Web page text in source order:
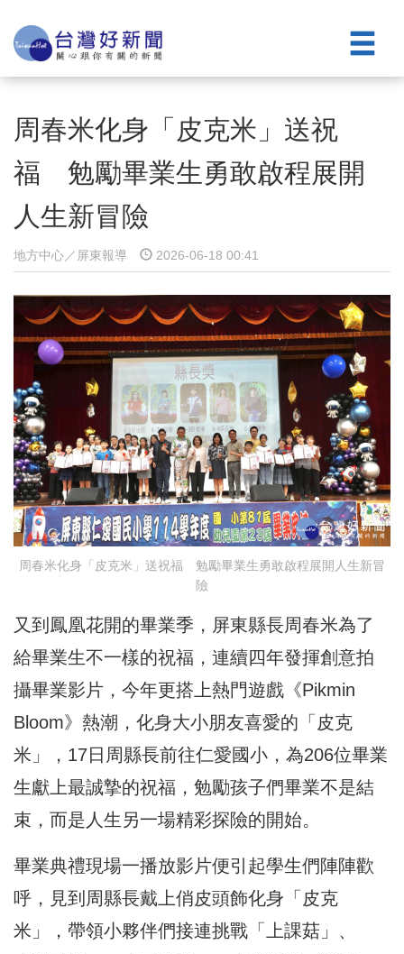
周春米化身「皮克米」送祝
福 勉勵畢業生勇敢啟程展開
人生新冒險
地方中心／屏東報導 2026-06-18 00:41
周春米化身「皮克米」送祝福 勉勵畢業生勇敢啟程展開人生新冒
險
又到鳳凰花開的畢業季，屏東縣長周春米為了
給畢業生不一樣的祝福，連續四年發揮創意拍
攝畢業影片，今年更搭上熱門遊戲《Pikmin
Bloom》熱潮，化身大小朋友喜愛的「皮克
米」，17日周縣長前往仁愛國小，為206位畢業
生獻上最誠摯的祝福，勉勵孩子們畢業不是結
束，而是人生另一場精彩探險的開始。
畢業典禮現場一播放影片便引起學生們陣陣歡
呼，見到周縣長戴上俏皮頭飾化身「皮克
米」，帶領小夥伴們接連挑戰「上課菇」、